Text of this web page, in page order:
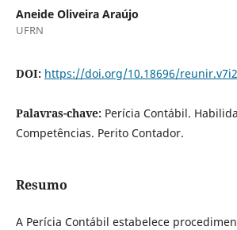
Aneide Oliveira Araújo
UFRN
DOI: https://doi.org/10.18696/
Palavras-chave: Perícia Contábil.
Competências. Perito Contador.
Resumo
A Perícia Contábil estabelece